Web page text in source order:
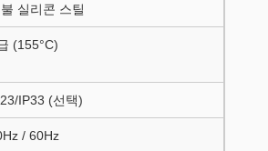
실리콘 스틸
(155°C)
IP33 (선택)
/ 60Hz